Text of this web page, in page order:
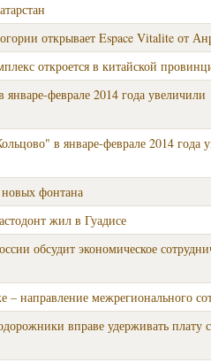
открывает Espace Vitalite от
откроется в китайской
феврале 2014 года увеличили
в январе-феврале 2014 года
фонтана
жил в Гуадисе
обсудит экономическое
направление межрегионального
вправе удерживать плату